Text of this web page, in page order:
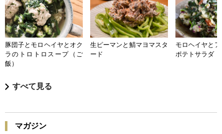
豚団子とモロヘイヤとオク
ラのトロトロスープ（ご
飯）
生ピーマンと鯖マヨマスタ
ード
モロヘイヤと
ポテトサラダ
すべて見る
マガジン